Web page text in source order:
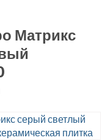
Матрикс